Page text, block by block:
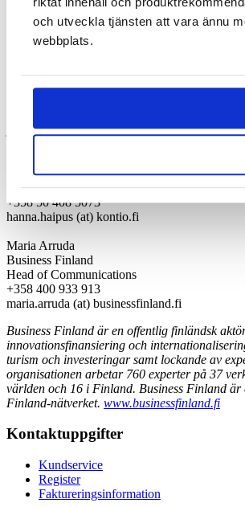
och utveckla tjänsten att vara ännu
webbplats.
Koldioxidsnål byggd miljö, RRF-exportprogram
+358 50 444 9151
kari.laine (at) businessfinland.fi
Jari Miettinen
Lumon International
jari.miettinen (at) lumon.com
Kontiotuote Oy
Verksamhetschef för B2B
+358 50 408 5073
hanna.haipus (at) kontio.fi
Maria Arruda
Business Finland
Head of Communications
+358 400 933 913
maria.arruda (at) businessfinland.fi
Business Finland är en offentlig finländsk
innovationsfinansiering och
turism och investeringar samt lockande av
organisationen arbetar 760 experter på 37
världen och 16 i Finland. Business Finland är
Finland-nätverket. www.businessfinland.fi
Kontaktuppgifter
Kundservice
Register
Faktureringsinformation